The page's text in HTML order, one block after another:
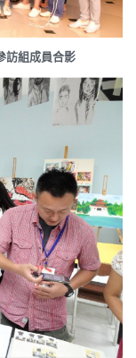
訪組成員合影